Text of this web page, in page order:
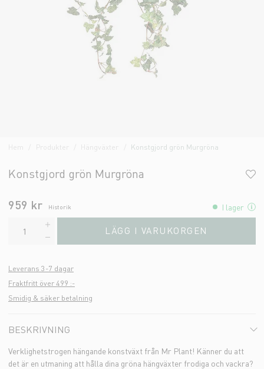
Hem Produkter Hängväxter Konstgjord grön Murgröna
Konstgjord grön Murgröna
959 kr Historik I lager
LÄGG I VARUKORGEN
Leverans 3-7 dagar
Fraktfritt över 499 :-
Smidig & säker betalning
BESKRIVNING
Verklighetstrogen hängande konstväxt från Mr Plant! Känner du att
det är en utmaning att hålla dina gröna hängväxter frodiga och vackra?